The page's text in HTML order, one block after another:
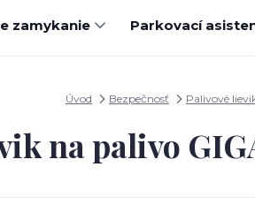
zamykanie Parkovací
Úvod Bezpečnosť Palivové
na palivo